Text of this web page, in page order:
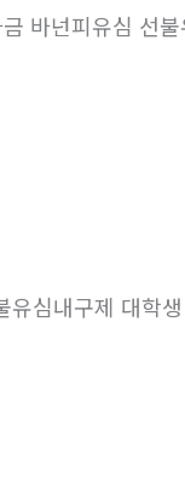
바넌피유심 선
심내구제 대학